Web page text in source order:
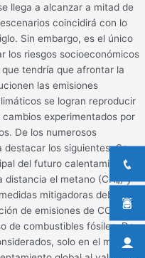
llega a alcanzar a mitad de
coincidirá con lo
Sin embargo, es el único
los riesgos socioeconómicos
tendría que afrontar la
las emisiones
se logran reproducir
experimentados por
De los numerosos
destacar los siguientes: Se
del futuro calentamiento
distancia el metano (CH₄) y
mitigadoras deben
de emisiones de CO₂, que
de combustibles fósiles. De
solo en el más